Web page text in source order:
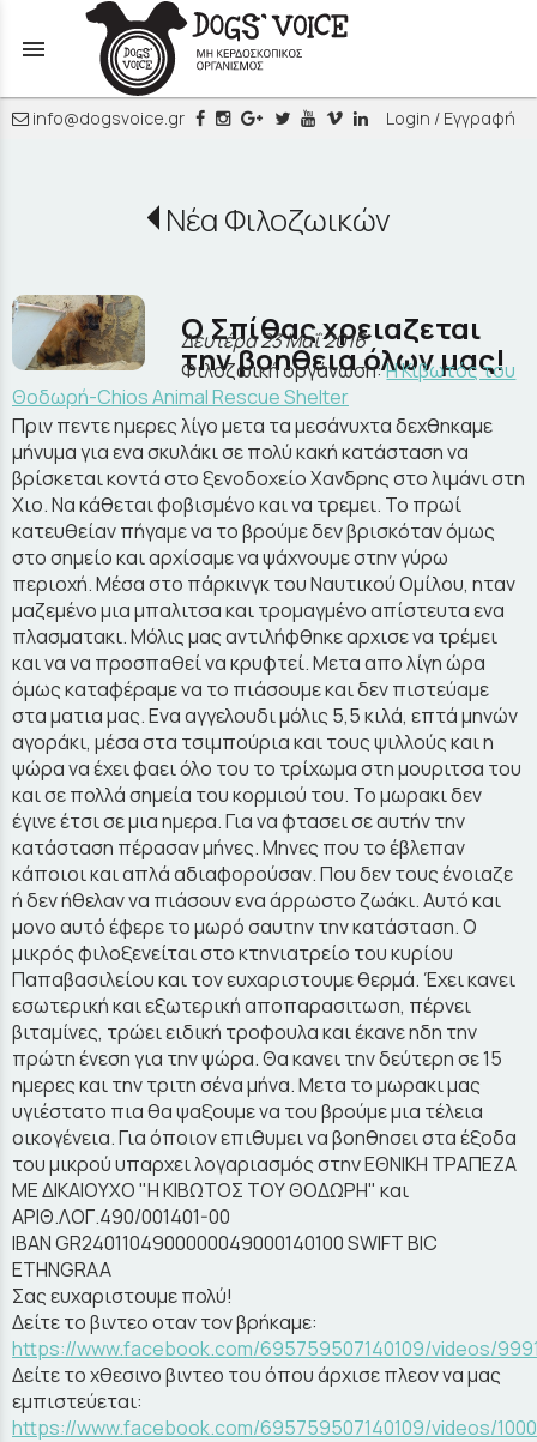
menu
info@dogsvoice.gr Login / Εγγραφή
Νέα Φιλοζωικών
Ο Σπίθας χρειαζεται
την βοηθεια όλων μας!
Δευτέρα 23 Μαΐ 2016
Φιλοζωική οργάνωση:Η Κιβωτός του
Θοδωρή-Chios Animal Rescue Shelter
Πριν πεντε ημερες λίγο μετα τα μεσάνυχτα δεχθηκαμε
μήνυμα για ενα σκυλάκι σε πολύ κακή κατάσταση να
βρίσκεται κοντά στο ξενοδοχείο Χανδρης στο λιμάνι στη
Χιο. Να κάθεται φοβισμένο και να τρεμει. Το πρωί
κατευθείαν πήγαμε να το βρούμε δεν βρισκόταν όμως
στο σημείο και αρχίσαμε να ψάχνουμε στην γύρω
περιοχή. Μέσα στο πάρκινγκ του Ναυτικού Ομίλου, ηταν
μαζεμένο μια μπαλιτσα και τρομαγμένο απίστευτα ενα
πλασματακι. Μόλις μας αντιλήφθηκε αρχισε να τρέμει
και να να προσπαθεί να κρυφτεί. Μετα απο λίγη ώρα
όμως καταφέραμε να το πιάσουμε και δεν πιστεύαμε
στα ματια μας. Ενα αγγελουδι μόλις 5,5 κιλά, επτά μηνών
αγοράκι, μέσα στα τσιμπούρια και τους ψιλλούς και η
ψώρα να έχει φαει όλο του το τρίχωμα στη μουριτσα του
και σε πολλά σημεία του κορμιού του. Το μωρακι δεν
έγινε έτσι σε μια ημερα. Για να φτασει σε αυτήν την
κατάσταση πέρασαν μήνες. Μηνες που το έβλεπαν
κάποιοι και απλά αδιαφορούσαν. Που δεν τους ένοιαζε
ή δεν ήθελαν να πιάσουν ενα άρρωστο ζωάκι. Αυτό και
μονο αυτό έφερε το μωρό σαυτην την κατάσταση. Ο
μικρός φιλοξενείται στο κτηνιατρείο του κυρίου
Παπαβασιλείου και τον ευχαριστουμε θερμά. Έχει κανει
εσωτερική και εξωτερική αποπαρασιτωση, πέρνει
βιταμίνες, τρώει ειδική τροφουλα και έκανε ηδη την
πρώτη ένεση για την ψώρα. Θα κανει την δεύτερη σε 15
ημερες και την τριτη σένα μήνα. Μετα το μωρακι μας
υγιέστατο πια θα ψαξουμε να του βρούμε μια τέλεια
οικογένεια. Για όποιον επιθυμει να βοηθησει στα έξοδα
του μικρού υπαρχει λογαριασμός στην ΕΘΝΙΚΗ ΤΡΑΠΕΖΑ
ΜΕ ΔΙΚΑΙΟΥΧΟ "Η ΚΙΒΩΤΟΣ ΤΟΥ ΘΟΔΩΡΗ" και
ΑΡΙΘ.ΛΟΓ.490/001401-00
IBAN GR2401104900000049000140100 SWIFT BIC
ETHNGRAA
Σας ευχαριστουμε πολύ!
Δείτε το βιντεο οταν τον βρήκαμε:
https://www.facebook.com/695759507140109/videos/
Δείτε το χθεσινο βιντεο του όπου άρχισε πλεον να μας
εμπιστεύεται:
https://www.facebook.com/695759507140109/videos/